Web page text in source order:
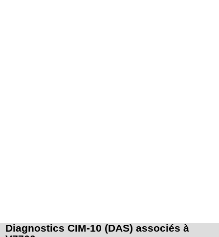
Diagnostics CIM-10 (DAS) associés à